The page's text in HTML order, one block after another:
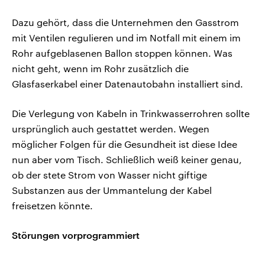
Dazu gehört, dass die Unternehmen den Gasstrom
mit Ventilen regulieren und im Notfall mit einem im
Rohr aufgeblasenen Ballon stoppen können. Was
nicht geht, wenn im Rohr zusätzlich die
Glasfaserkabel einer Datenautobahn installiert sind.
Die Verlegung von Kabeln in Trinkwasserrohren sollte
ursprünglich auch gestattet werden. Wegen
möglicher Folgen für die Gesundheit ist diese Idee
nun aber vom Tisch. Schließlich weiß keiner genau,
ob der stete Strom von Wasser nicht giftige
Substanzen aus der Ummantelung der Kabel
freisetzen könnte.
Störungen vorprogrammiert